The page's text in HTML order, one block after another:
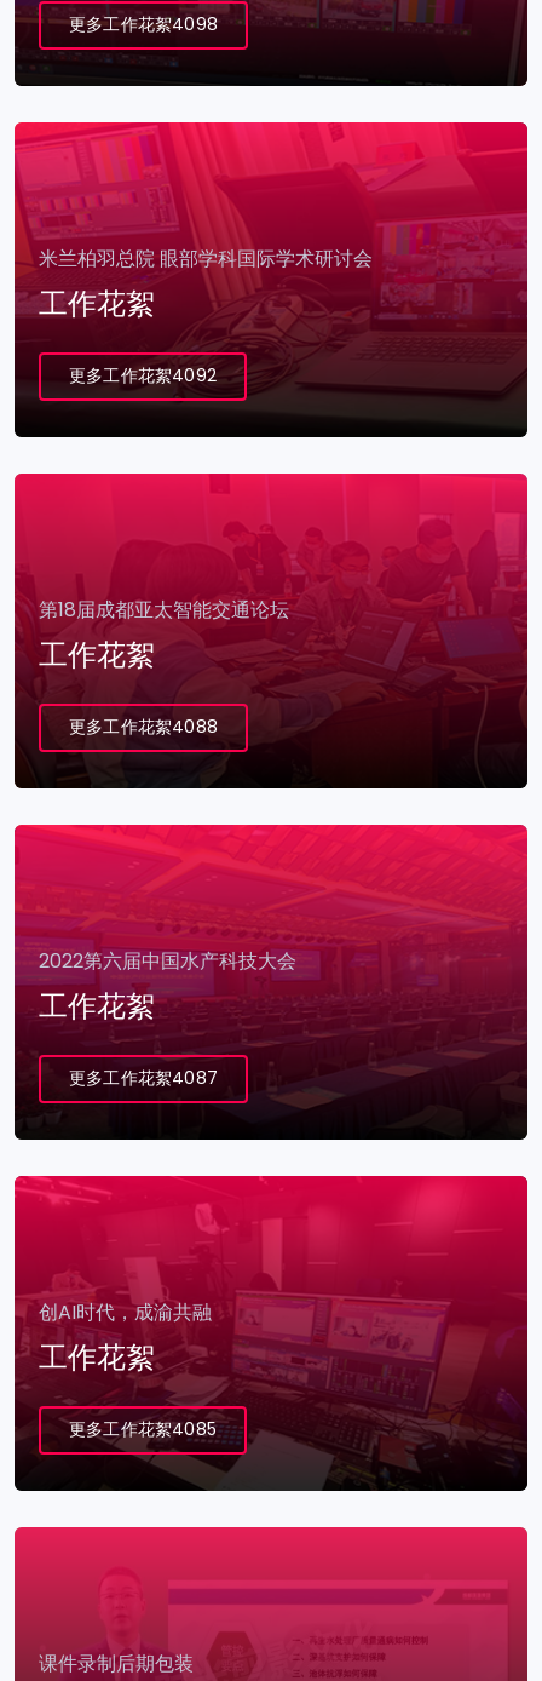
更多工作花絮4098
米兰柏羽总院 眼部学科国际学术研讨会
工作花絮
更多工作花絮4092
第18届成都亚太智能交通论坛
工作花絮
更多工作花絮4088
2022第六届中国水产科技大会
工作花絮
更多工作花絮4087
创AI时代，成渝共融
工作花絮
更多工作花絮4085
课件录制后期包装